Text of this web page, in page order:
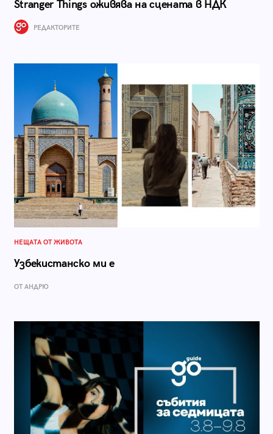
Stranger Things оживява на сцената в НДК
РЕДАКТОРИТЕ
НЕЩАТА ОТ ЖИВОТА
Узбекистанско ми е
ОТ АНДРЮ